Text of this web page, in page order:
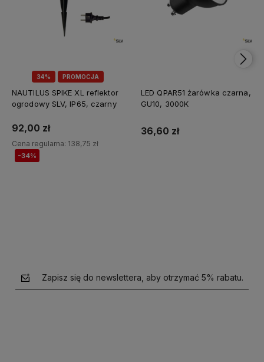
34% PROMOCJA
NAUTILUS SPIKE XL reflektor
ogrodowy SLV, IP65, czarny
92,00 zł
Cena regularna: 138,75 zł
-34%
LED QPAR51 żarówka czarna,
GU10, 3000K
36,60 zł
Zapisz się do newslettera, aby otrzymać 5% rabatu.